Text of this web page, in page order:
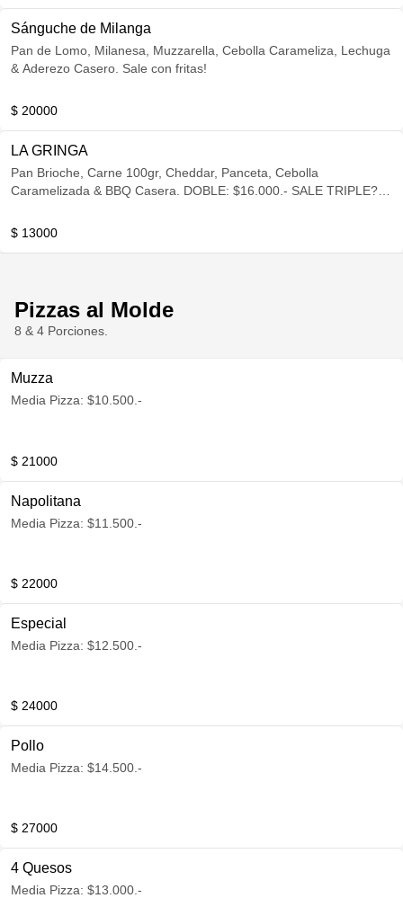
Sánguche de Milanga
Pan de Lomo, Milanesa, Muzzarella, Cebolla Carameliza, Lechuga
& Aderezo Casero. Sale con fritas!
$ 20000
LA GRINGA
Pan Brioche, Carne 100gr, Cheddar, Panceta, Cebolla
Caramelizada & BBQ Casera. DOBLE: $16.000.- SALE TRIPLE?
$ 13000
Pizzas al Molde
8 & 4 Porciones.
Muzza
Media Pizza: $10.500.-
$ 21000
Napolitana
Media Pizza: $11.500.-
$ 22000
Especial
Media Pizza: $12.500.-
$ 24000
Pollo
Media Pizza: $14.500.-
$ 27000
4 Quesos
Media Pizza: $13.000.-